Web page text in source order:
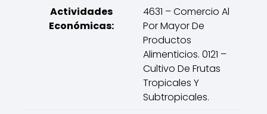
Actividades
Económicas:
4631 – Comercio Al
Por Mayor De
Productos
Alimenticios. 0121 –
Cultivo De Frutas
Tropicales Y
Subtropicales.